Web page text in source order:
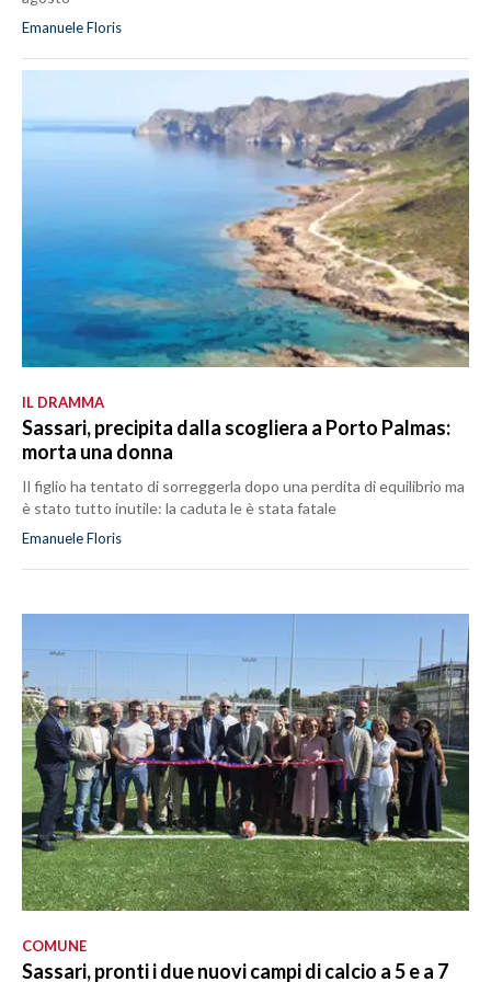
Emanuele Floris
IL DRAMMA
Sassari, precipita dalla scogliera a Porto Palmas:
morta una donna
Il figlio ha tentato di sorreggerla dopo una perdita di equilibrio ma
è stato tutto inutile: la caduta le è stata fatale
Emanuele Floris
COMUNE
Sassari, pronti i due nuovi campi di calcio a 5 e a 7